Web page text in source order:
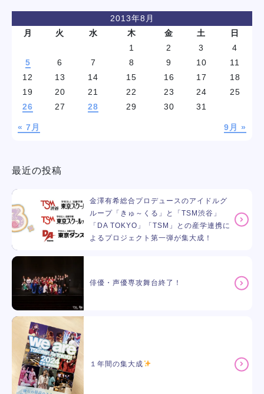
2013年8月
月
火 水 木 金 土 日
« 7月 9月 »
1 2 3
4
5
6 7 8 9 10
11
12
13 14 15 16 17
18
19
20 21 22 23 24
25
26
27 28 29 30 31
最近の投稿
金澤有希総合プロデュースのアイドルグ
ループ「きゅ～くる」と「TSM渋谷」
「DA TOKYO」「TSM」との産学連携に
よるプロジェクト第一弾が集大成！
俳優・声優専攻舞台終了！
１年間の集大成